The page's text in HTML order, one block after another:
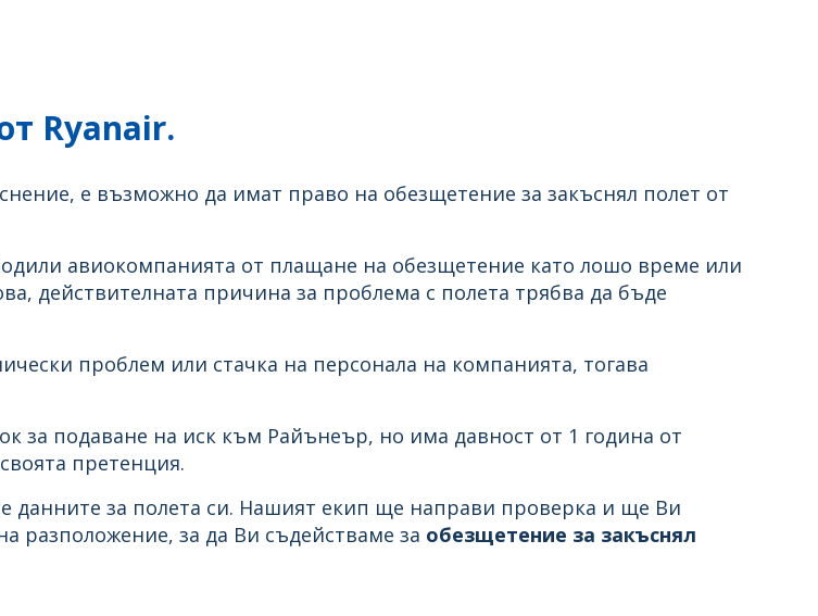
Ryanair.
е възможно да имат право на обезщетение за закъснял полет от
авиокомпанията от плащане на обезщетение като лошо време или
действителната причина за проблема с полета трябва да бъде
проблем или стачка на персонала на компанията, тогава
за подаване на иск към Райънеър, но има давност от 1 година от
претенция.
данните за полета си. Нашият екип ще направи проверка и ще Ви
за да Ви съдействаме за обезщетение за закъснял